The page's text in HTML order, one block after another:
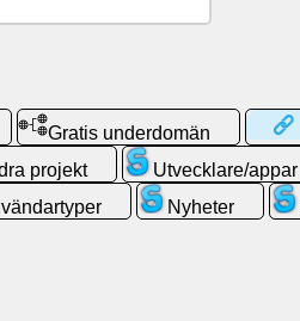
Gratis underdomän
projekt Utvecklare/appar
Nyheter